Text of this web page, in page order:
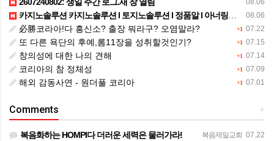
08.06
08.06
카지노솔루션 카지노솔루션 l 토지노솔루션 l 정품알 l 아너링크 l 홀덤솔루션 ㅣ새로솔루션 l 성피전용
+1 07.22
必勝코라아!다 흥신소? 출장 뭐라구? 오염말라?
+1 07.15
또 다른 욕단의 후예,롬11장을 성취할것인기?
+1 07.14
창의성에 대한 나의 견해
+1 07.09
코리아의 참 정체성
+1 07.01
해외 감동사연 - 원더풀 코리아
+
Comments
복음제일교회 07.22
복음화하는 HOMPI다 더러운 세력은 물러가라!